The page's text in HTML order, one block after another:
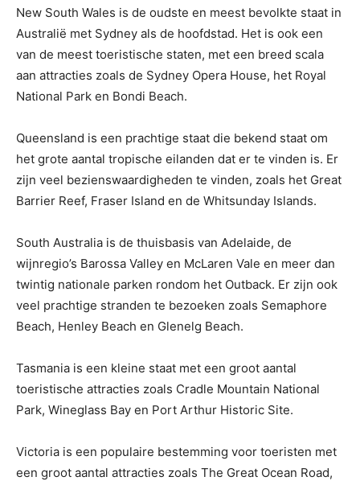
New South Wales is de oudste en meest bevolkte staat in
Australië met Sydney als de hoofdstad. Het is ook een
van de meest toeristische staten, met een breed scala
aan attracties zoals de Sydney Opera House, het Royal
National Park en Bondi Beach.
Queensland is een prachtige staat die bekend staat om
het grote aantal tropische eilanden dat er te vinden is. Er
zijn veel bezienswaardigheden te vinden, zoals het Great
Barrier Reef, Fraser Island en de Whitsunday Islands.
South Australia is de thuisbasis van Adelaide, de
wijnregio’s Barossa Valley en McLaren Vale en meer dan
twintig nationale parken rondom het Outback. Er zijn ook
veel prachtige stranden te bezoeken zoals Semaphore
Beach, Henley Beach en Glenelg Beach.
Tasmania is een kleine staat met een groot aantal
toeristische attracties zoals Cradle Mountain National
Park, Wineglass Bay en Port Arthur Historic Site.
Victoria is een populaire bestemming voor toeristen met
een groot aantal attracties zoals The Great Ocean Road,